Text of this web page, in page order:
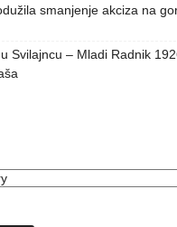
smanjenje akciza na
Svilajncu – Mladi Radnik